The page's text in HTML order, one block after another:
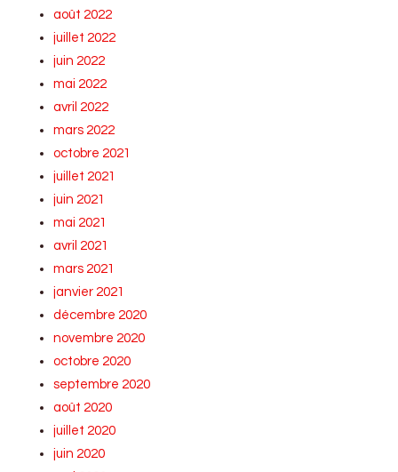
août 2022
juillet 2022
juin 2022
mai 2022
avril 2022
mars 2022
octobre 2021
juillet 2021
juin 2021
mai 2021
avril 2021
mars 2021
janvier 2021
décembre 2020
novembre 2020
octobre 2020
septembre 2020
août 2020
juillet 2020
juin 2020